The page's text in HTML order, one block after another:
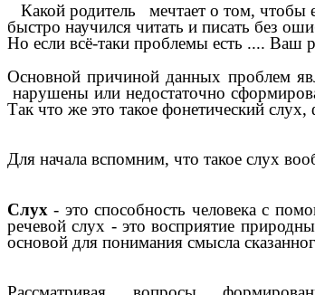
Какой родитель мечтает о том, чтобы
быстро научился читать и писать без
Но если всё-таки проблемы есть .... Ваш
Основной причиной данных проблем
нарушены или недостаточно
Так что же это такое фонетический
Для начала вспомним, что такое слух
Слух- это способность человека с
речевой слух - это восприятие
основой для понимания смысла